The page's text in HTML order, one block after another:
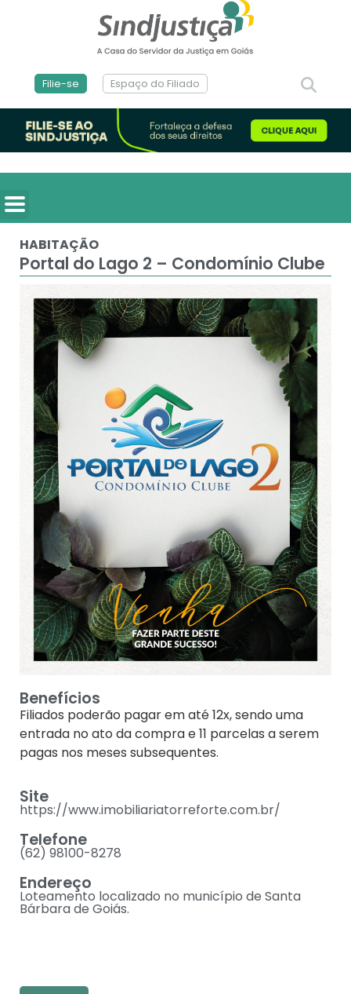
Filie-se Espaço do Filiado
HABITAÇÃO
Portal do Lago 2 – Condomínio Clube
Benefícios
Filiados poderão pagar em até 12x, sendo uma
entrada no ato da compra e 11 parcelas a serem
pagas nos meses subsequentes.
Site
https://www.imobiliariatorreforte.com.br/
Telefone
(62) 98100-8278
Endereço
Loteamento localizado no município de Santa
Bárbara de Goiás.